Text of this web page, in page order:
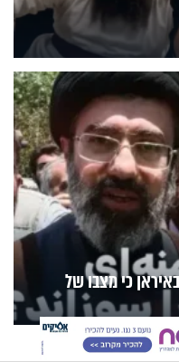
כי מצבו של
תוכניות הערוץ